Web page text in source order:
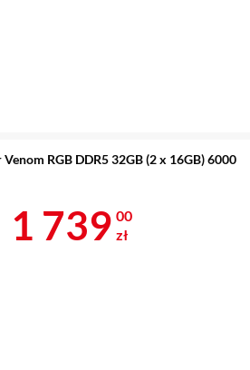
RGB DDR5 32GB (2 x 16GB) 6000
Cena 1 739 zł
1 739 00
zł